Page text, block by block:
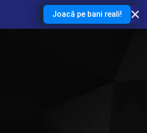
Joacă pe bani reali!